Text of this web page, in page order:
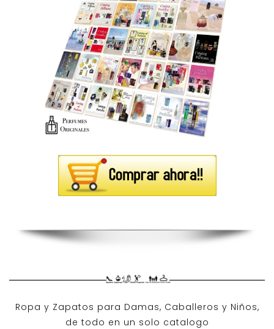
Ropa y Zapatos para Damas, Caballeros y Niños,
de todo en un solo catalogo